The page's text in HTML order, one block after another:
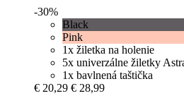
-30%
Black
Pink
1x žiletka na holenie
5x univerzálne žiletky
1x bavlnená taštička
€ 20,29 € 28,99